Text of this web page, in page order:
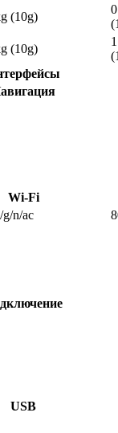
(10g)
(10g)
Wi-Fi
g/n/ac
USB